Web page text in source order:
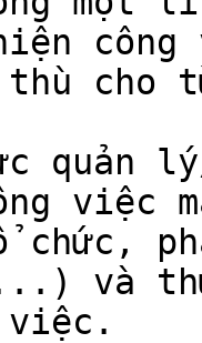
thù cho
quản
việc
chức,
và
việc.